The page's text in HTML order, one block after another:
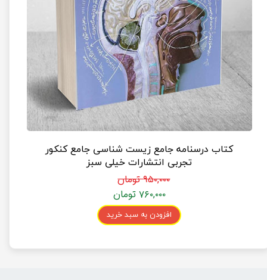
کتاب درسنامه جامع زیست شناسی جامع کنکور
تجربی انتشارات خیلی سبز
۹۵۰,۰۰۰ تومان
۷۶۰,۰۰۰ تومان
افزودن به سبد خرید